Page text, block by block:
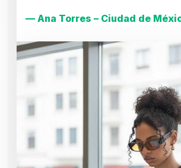
— Ana Torres – Ciudad de